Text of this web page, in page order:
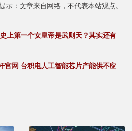
示：文章来自网络，不代表本站观点。
上第一个女皇帝是武则天？其实还有
官网 台积电人工智能芯片产能供不应